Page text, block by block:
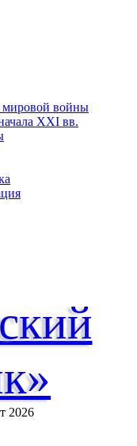
мировой войны
XXI вв.
2026